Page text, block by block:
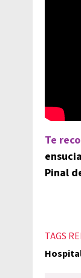
Te
Pinal
TAGS